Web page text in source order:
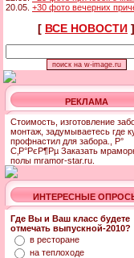
20.05. +30 фото вечерних
[ ВСЕ НОВОСТИ ]
РЕКЛАМА
Стоимость, изготовление
монтаж, задумываетесь где
профнастил для забора., Р°
С‚Р°РєР¶Рµ Заказать
полы mramor-star.ru.
ИНТЕРЕСНЫЕ
Где Вы и Ваш класс будете
отмечать выпускной-2010?
в ресторане
на теплоходе